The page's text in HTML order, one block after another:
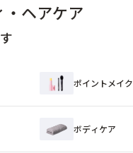
・ヘアケア
ポイントメイク
ボディケア